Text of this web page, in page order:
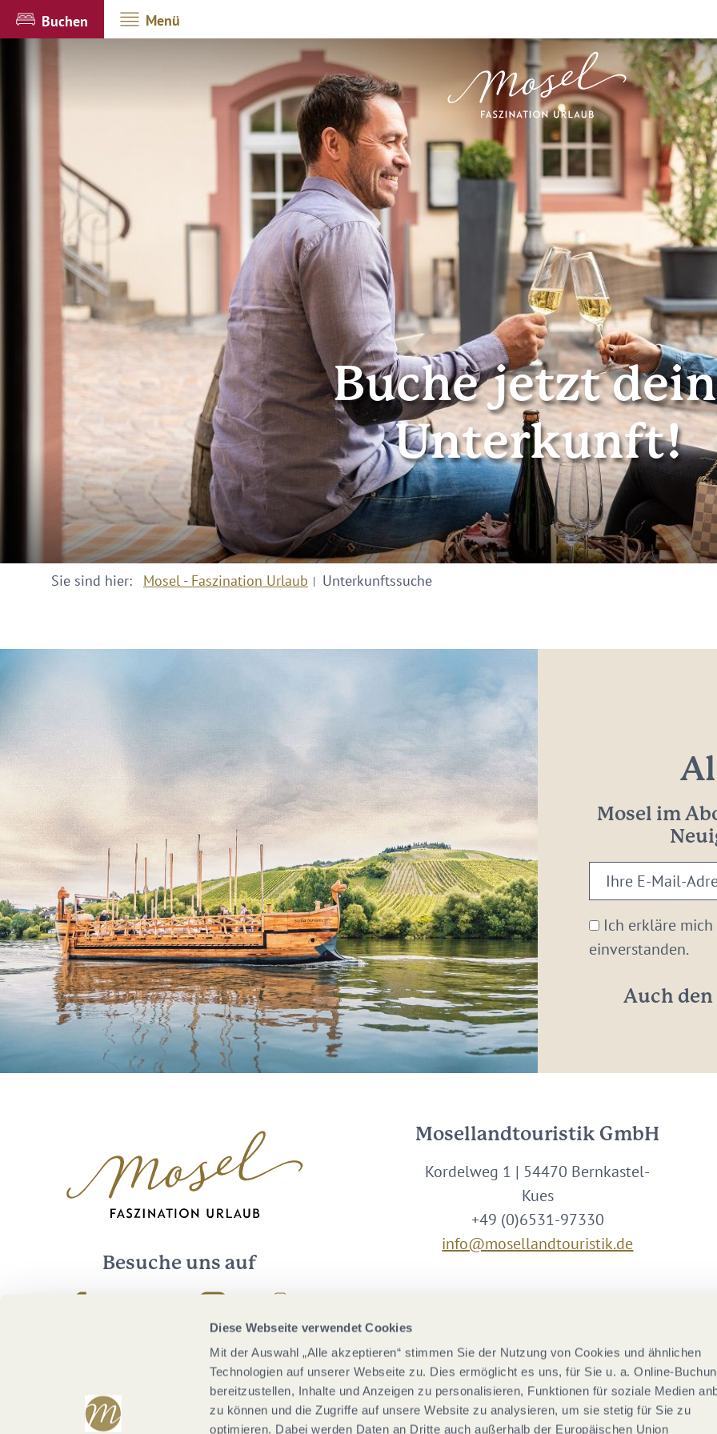
Diese Webseite verwendet Cookies
Mit der Auswahl „Alle akzeptieren“ stimmen Sie der Nutzung von Cookies und ähnlichen
Technologien auf unserer Webseite zu. Dies ermöglicht es uns, für Sie u. a. Online-
bereitzustellen, Inhalte und Anzeigen zu personalisieren, Funktionen für soziale Medien
zu können und die Zugriffe auf unsere Website zu analysieren, um sie stetig für Sie zu
optimieren. Dabei werden Daten an Dritte auch außerhalb der Europäischen Union
Buchen Menü
Buche jetzt
Unterkunft!
Sie sind hier: Mosel - Faszination Urlaub Unterkunftssuche
Mosel im
Ihre
E-
Mail-
Adresse:
Ich erkläre
einverstanden.
Auch den
Besuche uns auf
Mosellandtouristik GmbH
Kordelweg 1 | 54470 Bernkastel-
Kues
+49 (0)6531-97330
info@mosellandtouristik.de